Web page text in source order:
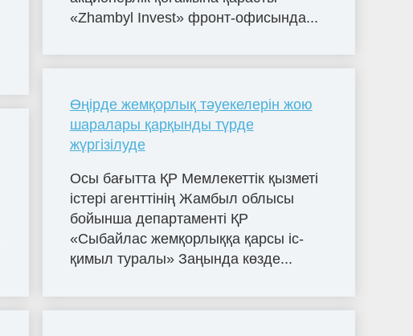
«Zhambyl Invest» фронт-офисында...
Өңірде жемқорлық тәуекелерін жою
шаралары қарқынды түрде
жүргізілуде
Осы бағытта ҚР Мемлекеттік қызметі
істері агенттінің Жамбыл облысы
бойынша департаменті ҚР
«Сыбайлас жемқорлыққа қарсы іс-
қимыл туралы» Заңында көзде...